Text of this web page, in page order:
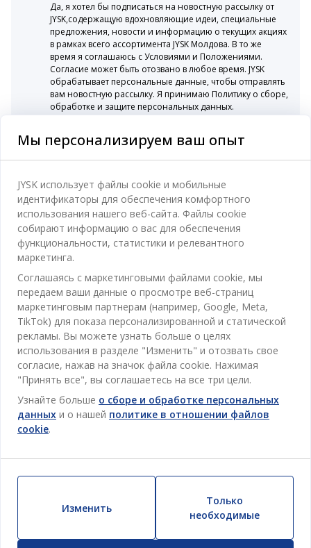
Да, я хотел бы подписаться на новостную рассылку от
JYSK,содержащую вдохновляющие идеи, специальные
предложения, новости и информацию о текущих акциях
в рамках всего ассортимента JYSK Молдова. В то же
время я соглашаюсь с Условиями и Положениями.
Согласие может быть отозвано в любое время. JYSK
обрабатывает персональные данные, чтобы отправлять
вам новостную рассылку. Я принимаю Политику о сборе,
обработке и защите персональных данных.
Категории
Спальня
Ванная
Кабинет
Гостиная
Столовая
Хранение
Шторы
Товары для дома
Отдел обслуживания клиентов
Контакты службы поддержки клиентов
Магазины и часы работы
Акции
Пользовательское соглашение
Гарантия на продукт
Политика конфиденциальности
Скидочная карта
Преимущества для клиентов
Жалобы
JYSK
Про JYSK
JYSK.com
Пресса
Вакансии
Новостная рассылка
Вдохновение
JYSK BUSINESS TO BUSINESS
Полезные ссылки
Устойчивое развитие
ОФИС
TAROL-DD S.R.L. ул.Юбилейная, 41A мун. Кишинёв,
Республика Молдова
JYSK BUSINESS TO BUSINESS (B2B)
Продажи и работа с юридическими лицами
Телефон: 060 531 531
E-mail: jysk@jysk.md
JYSK ОБСЛУЖИВАНИЕ КЛИЕНТОВ
Контактный центр для клиентов
Телефон: 022 022 030
E-mail: support@jysk.md
Следите за Jysk
Мы персонализируем ваш опыт
JYSK использует файлы cookie и мобильные
идентификаторы для обеспечения комфортного
использования нашего веб-сайта. Файлы cookie
собирают информацию о вас для обеспечения
функциональности, статистики и релевантного
маркетинга.
Соглашаясь с маркетинговыми файлами cookie, мы
передаем ваши данные о просмотре веб-страниц
маркетинговым партнерам (например, Google, Meta,
TikTok) для показа персонализированной и статической
рекламы. Вы можете узнать больше о целях
использования в разделе "Изменить" и отозвать свое
согласие, нажав на значок файла cookie. Нажимая
"Принять все", вы соглашаетесь на все три цели.
Узнайте больше о сборе и обработке персональных
данных и о нашей политике в отношении файлов
cookie.
Изменить
Только
необходимые